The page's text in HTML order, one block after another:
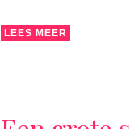
LEES MEER